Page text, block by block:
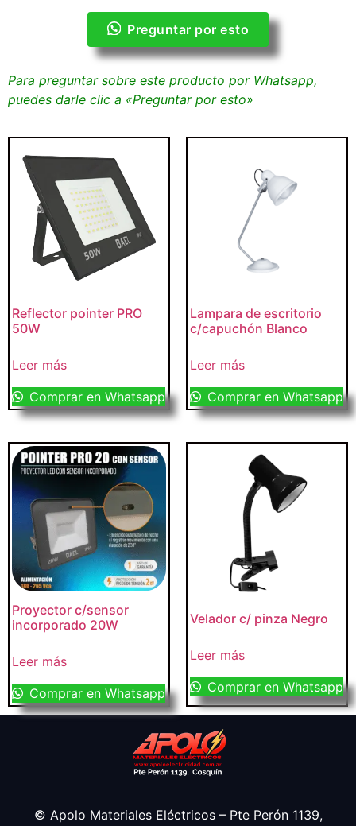
Preguntar por esto
Para preguntar sobre este producto por Whatsapp,
puedes darle clic a «Preguntar por esto»
Reflector pointer PRO
50W
Leer más
Comprar en Whatsapp
Lampara de escritorio
c/capuchón Blanco
Leer más
Comprar en Whatsapp
Proyector c/sensor
incorporado 20W
Leer más
Comprar en Whatsapp
Velador c/ pinza Negro
Leer más
Comprar en Whatsapp
© Apolo Materiales Eléctricos – Pte Perón 1139,